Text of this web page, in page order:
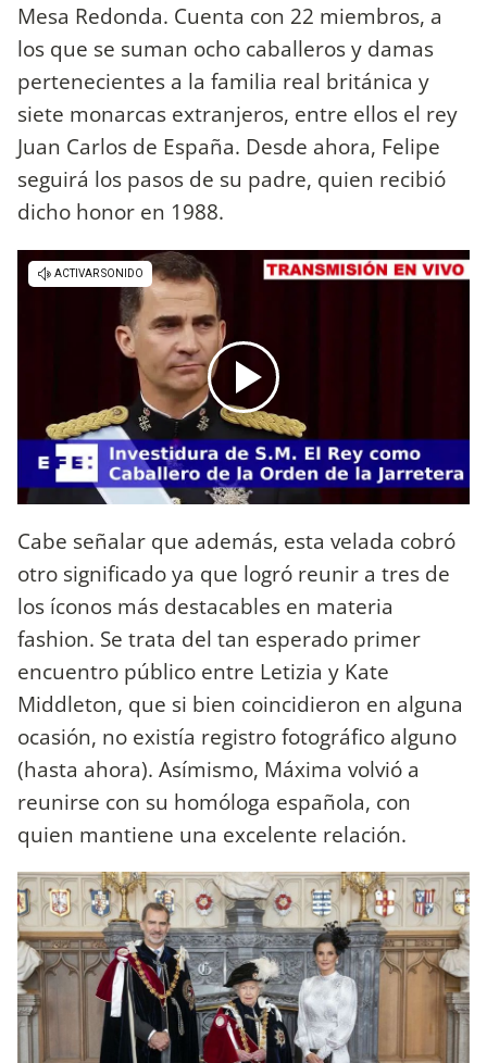
Mesa Redonda. Cuenta con 22 miembros, a
los que se suman ocho caballeros y damas
pertenecientes a la familia real británica y
siete monarcas extranjeros, entre ellos el rey
Juan Carlos de España. Desde ahora, Felipe
seguirá los pasos de su padre, quien recibió
dicho honor en 1988.
Cabe señalar que además, esta velada cobró
otro significado ya que logró reunir a tres de
los íconos más destacables en materia
fashion. Se trata del tan esperado primer
encuentro público entre Letizia y Kate
Middleton, que si bien coincidieron en alguna
ocasión, no existía registro fotográfico alguno
(hasta ahora). Asímismo, Máxima volvió a
reunirse con su homóloga española, con
quien mantiene una excelente relación.